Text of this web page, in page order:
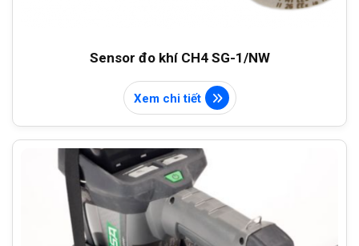
Sensor đo khí CH4 SG-1/NW
Xem chi tiết